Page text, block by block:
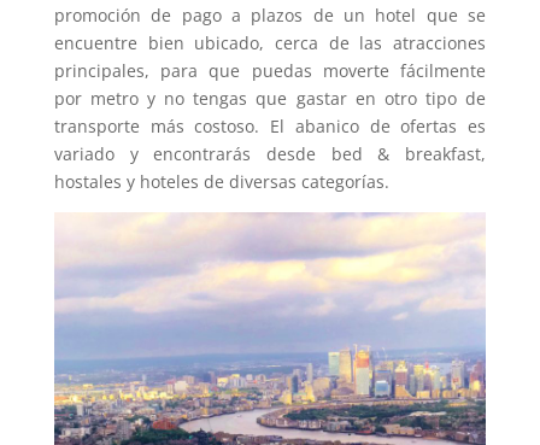
promoción de pago a plazos de un hotel que se
encuentre bien ubicado, cerca de las atracciones
principales, para que puedas moverte fácilmente
por metro y no tengas que gastar en otro tipo de
transporte más costoso. El abanico de ofertas es
variado y encontrarás desde bed & breakfast,
hostales y hoteles de diversas categorías.